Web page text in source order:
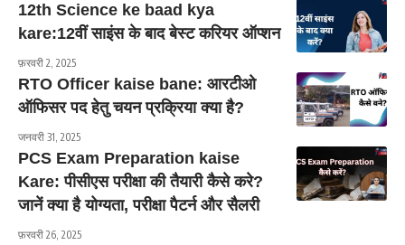
12th Science ke baad kya
kare:12वीं साइंस के बाद बेस्ट करियर ऑप्शन
फ़रवरी 2, 2025
RTO Officer kaise bane: आरटीओ
ऑफिसर पद हेतु चयन प्रक्रिया क्या है?
जनवरी 31, 2025
PCS Exam Preparation kaise
Kare: पीसीएस परीक्षा की तैयारी कैसे करे?
जानें क्या है योग्यता, परीक्षा पैटर्न और सैलरी
फ़रवरी 26, 2025